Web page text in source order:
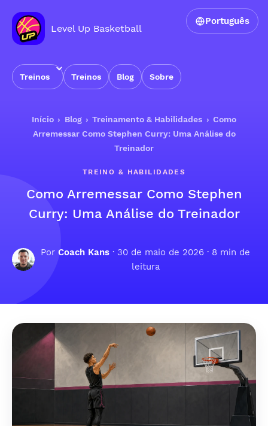
Level Up Basketball
Treinos Treinos Blog Sobre
Português
Início › Blog › Treinamento & Habilidades › Como
Arremessar Como Stephen Curry: Uma Análise do
Treinador
TREINO & HABILIDADES
Como Arremessar Como Stephen
Curry: Uma Análise do Treinador
Por Coach Kans · 30 de maio de 2026 · 8 min de
leitura